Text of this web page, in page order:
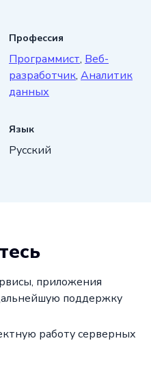
помогут
и дадут
навыки для
— это отличная
базовые знания
свой
Профессия
Программист, Веб-
разработчик, Аналитик
данных
Язык
Русский
приложения
поддержку
работу серверных